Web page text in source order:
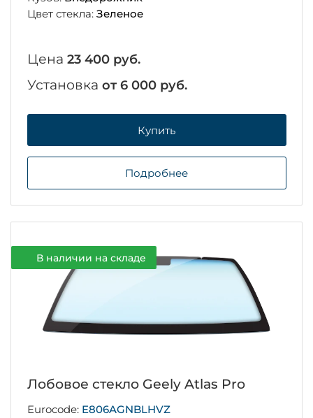
Цвет стекла: Зеленое
Цена 23 400 руб.
Установка от 6 000 руб.
Купить
Подробнее
В наличии на складе
Лобовое стекло Geely Atlas Pro
Eurocode: E806AGNBLHVZ